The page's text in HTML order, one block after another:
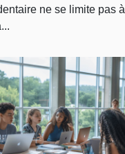
ne se limite pas à